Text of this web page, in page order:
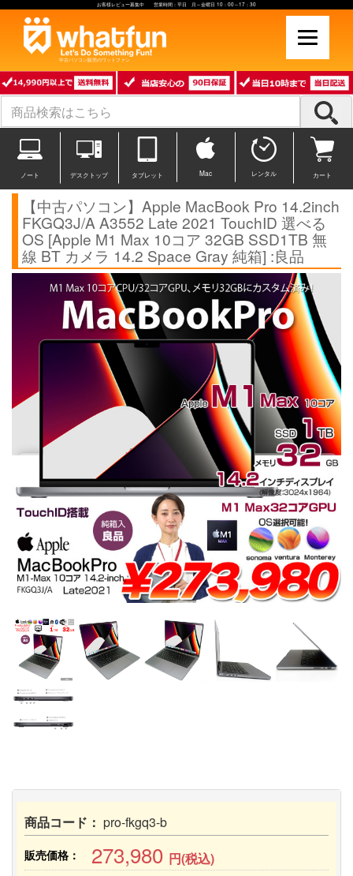
お客様レビュー募集中 営業時間：平日 月～金曜日 10：00～17：30
中古パソコン販売のワットファン
ノート デスクトップ タブレット Mac レンタル カート
【中古パソコン】Apple MacBook Pro 14.2inch
FKGQ3J/A A3552 Late 2021 TouchID 選べる
OS [Apple M1 Max 10コア 32GB SSD1TB 無
線 BT カメラ 14.2 Space Gray 純箱] :良品
商品コード： pro-fkgq3-b
販売価格： 273,980 円(税込)